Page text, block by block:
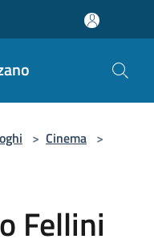
> Cinema >
Fellini